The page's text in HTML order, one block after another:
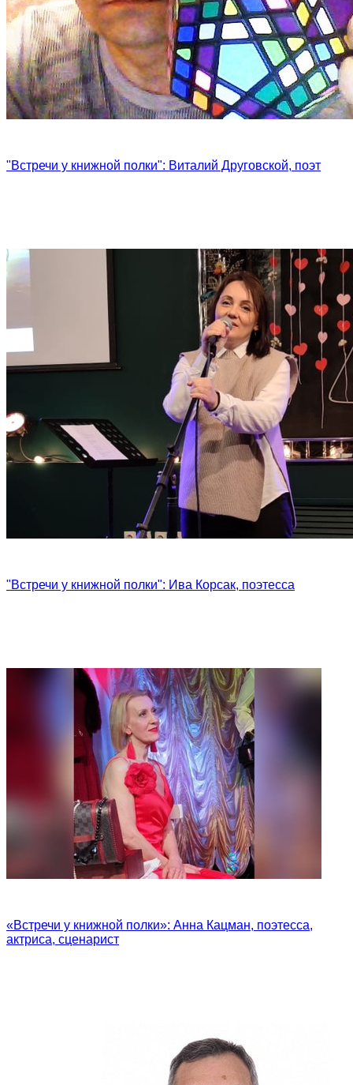
"Встречи у книжной полки": Виталий Друговской, поэт
"Встречи у книжной полки": Ива Корсак, поэтесса
«Встречи у книжной полки»: Анна Кацман, поэтесса,
актриса, сценарист